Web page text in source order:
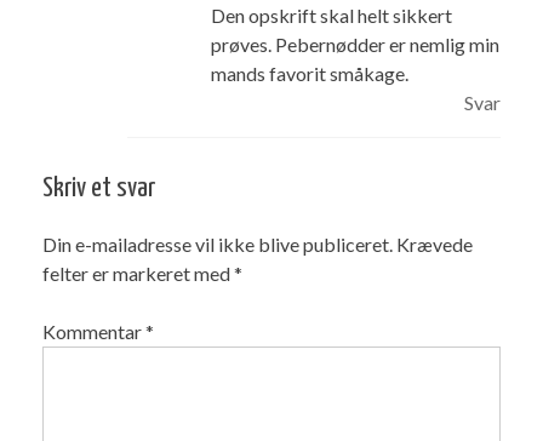
Den opskrift skal helt sikkert
prøves. Pebernødder er nemlig min
mands favorit småkage.
Svar
Skriv et svar
Din e-mailadresse vil ikke blive publiceret. Krævede
felter er markeret med*
Kommentar*